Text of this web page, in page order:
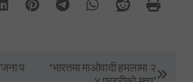
प
‘भारतमा माओवादी हमलामा २